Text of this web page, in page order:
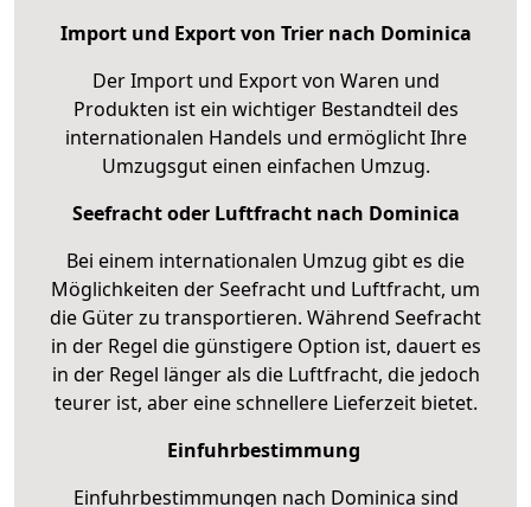
Import und Export von Trier nach Dominica
Der Import und Export von Waren und
Produkten ist ein wichtiger Bestandteil des
internationalen Handels und ermöglicht Ihre
Umzugsgut einen einfachen Umzug.
Seefracht oder Luftfracht nach Dominica
Bei einem internationalen Umzug gibt es die
Möglichkeiten der Seefracht und Luftfracht, um
die Güter zu transportieren. Während Seefracht
in der Regel die günstigere Option ist, dauert es
in der Regel länger als die Luftfracht, die jedoch
teurer ist, aber eine schnellere Lieferzeit bietet.
Einfuhrbestimmung
Einfuhrbestimmungen nach Dominica sind